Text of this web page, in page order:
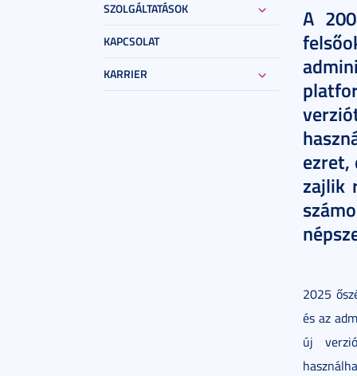
SZOLGÁLTATÁSOK
KAPCSOLAT
KARRIER
A
ezret,
zajlik
2025
és az
új